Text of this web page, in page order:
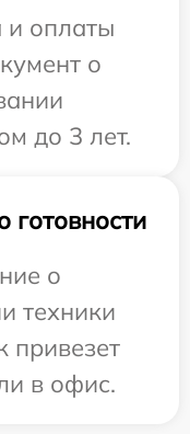
и оплаты
о
до 3 лет.
о
техники
привезет
в офис.